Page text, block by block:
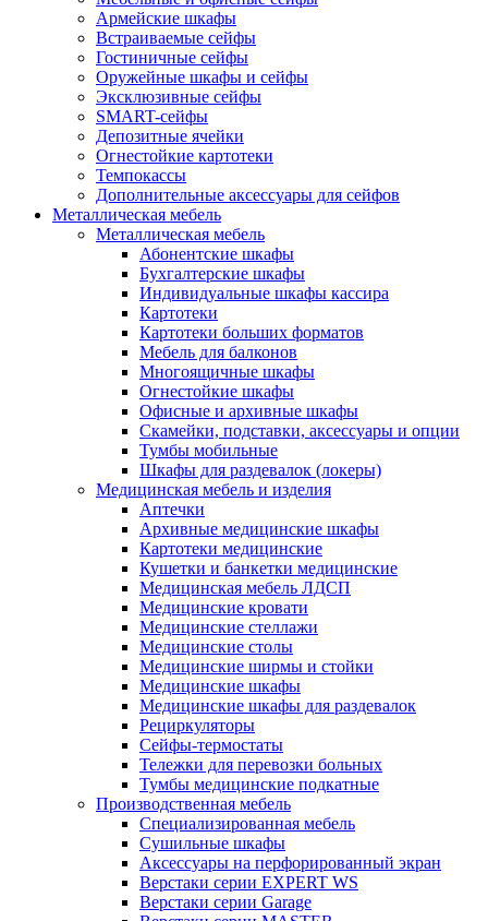
Армейские шкафы
Встраиваемые сейфы
Гостиничные сейфы
Оружейные шкафы и сейфы
Эксклюзивные сейфы
SMART-сейфы
Депозитные ячейки
Огнестойкие картотеки
Темпокассы
Дополнительные аксессуары для сейфов
Металлическая мебель
Металлическая мебель
Абонентские шкафы
Бухгалтерские шкафы
Индивидуальные шкафы кассира
Картотеки
Картотеки больших форматов
Мебель для балконов
Многоящичные шкафы
Огнестойкие шкафы
Офисные и архивные шкафы
Скамейки, подставки, аксессуары и опции
Тумбы мобильные
Шкафы для раздевалок (локеры)
Медицинская мебель и изделия
Аптечки
Архивные медицинские шкафы
Картотеки медицинские
Кушетки и банкетки медицинские
Медицинская мебель ЛДСП
Медицинские кровати
Медицинские стеллажи
Медицинские столы
Медицинские ширмы и стойки
Медицинские шкафы
Медицинские шкафы для раздевалок
Рециркуляторы
Сейфы-термостаты
Тележки для перевозки больных
Тумбы медицинские подкатные
Производственная мебель
Cпециализированная мебель
Cушильные шкафы
Аксессуары на перфорированный экран
Верстаки серии EXPERT WS
Верстаки серии Garage